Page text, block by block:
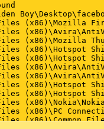
Files (x86)\Mozilla
(x86)\Mozilla
Files (x86)\Hotspot
(x86)\Hotspot
Files (x86)\Hotspot
(x86)\Hotspot
(x86)\PC
(x86)\Common